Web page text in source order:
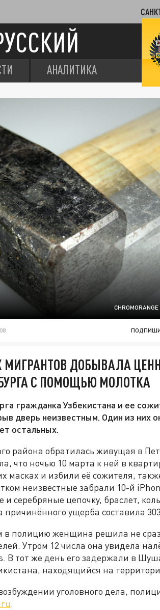
АНАЛИТИКА
ДОБЫВАЛА
С ПОМОЩЬЮ МОЛОТКА
гражданка Узбекистана и ее
дверь неизвестным. Один из них
остальных.
района обратилась живущая в
что ночью 10 марта к ней в
масках и избили её сожителя,
неизвестные забрали 10-й
и серебряные цепочку, браслет,
ущерба составила
полицию женщина решила не
Утром 12 числа она увидела
В тот же день его задержали в
находящийся на
уголовного дела,
.